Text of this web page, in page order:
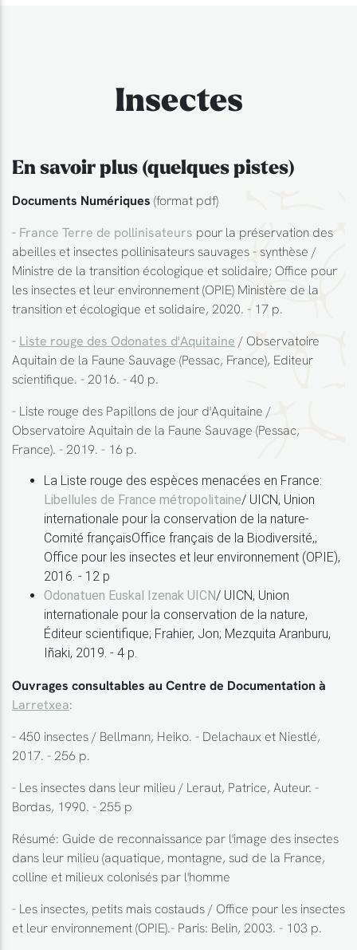
Insectes
En savoir plus (quelques pistes)
Documents Numériques (format pdf)
- France Terre de pollinisateurs pour la préservation des
abeilles et insectes pollinisateurs sauvages - synthèse /
Ministre de la transition écologique et solidaire; Office pour
les insectes et leur environnement (OPIE) Ministère de la
transition et écologique et solidaire, 2020. - 17 p.
- Liste rouge des Odonates d'Aquitaine / Observatoire
Aquitain de la Faune Sauvage (Pessac, France), Editeur
scientifique. - 2016. - 40 p.
- Liste rouge des Papillons de jour d'Aquitaine /
Observatoire Aquitain de la Faune Sauvage (Pessac,
France). - 2019. - 16 p.
La Liste rouge des espèces menacées en France:
Libellules de France métropolitaine/ UICN, Union
internationale pour la conservation de la nature-
Comité françaisOffice français de la Biodiversité,;
Office pour les insectes et leur environnement (OPIE),
2016. - 12 p
Odonatuen Euskal Izenak UICN/ UICN, Union
internationale pour la conservation de la nature,
Éditeur scientifique; Frahier, Jon; Mezquita Aranburu,
Iñaki, 2019. - 4 p.
Ouvrages consultables au Centre de Documentation à
Larretxea:
- 450 insectes / Bellmann, Heiko. - Delachaux et Niestlé,
2017. - 256 p.
- Les insectes dans leur milieu / Leraut, Patrice, Auteur. -
Bordas, 1990. - 255 p
Résumé: Guide de reconnaissance par l'image des insectes
dans leur milieu (aquatique, montagne, sud de la France,
colline et milieux colonisés par l'homme
- Les insectes, petits mais costauds / Office pour les insectes
et leur environnement (OPIE).- Paris: Belin, 2003. - 103 p.